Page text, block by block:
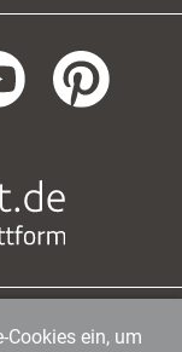
Str. 41
|
ein, um